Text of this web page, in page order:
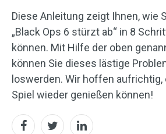
Diese Anleitung zeigt Ihnen, wie
„Black Ops 6 stürzt ab“ in 8
können. Mit Hilfe der oben
können Sie dieses lästige
loswerden. Wir hoffen
Spiel wieder genießen können!